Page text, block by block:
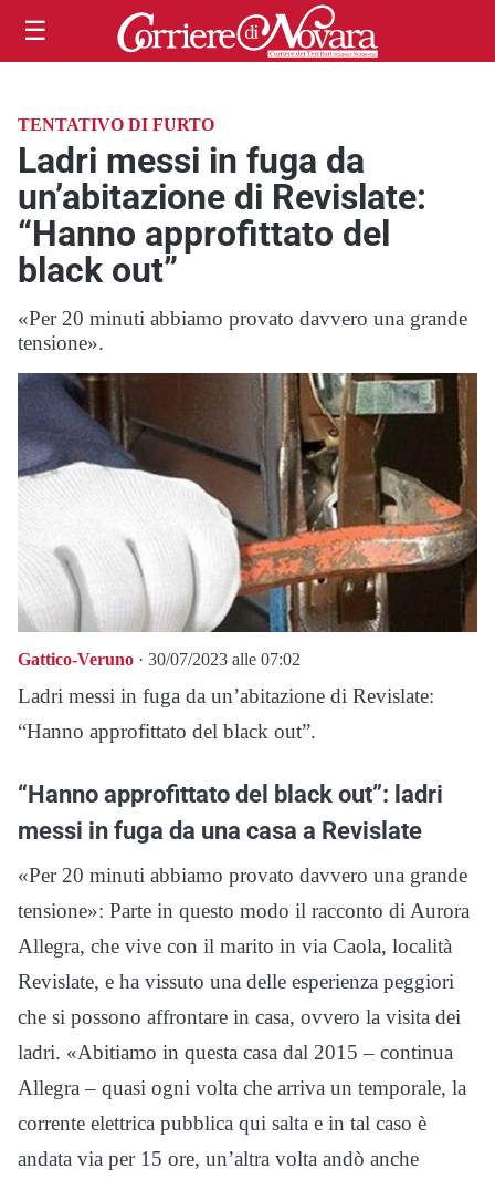
☰
TENTATIVO DI FURTO
Ladri messi in fuga da
un’abitazione di Revislate:
“Hanno approfittato del
black out”
«Per 20 minuti abbiamo provato davvero una grande
tensione».
Gattico-Veruno · 30/07/2023 alle 07:02
Ladri messi in fuga da un’abitazione di Revislate:
“Hanno approfittato del black out”.
“Hanno approfittato del black out”: ladri
messi in fuga da una casa a Revislate
«Per 20 minuti abbiamo provato davvero una grande
tensione»: Parte in questo modo il racconto di Aurora
Allegra, che vive con il marito in via Caola, località
Revislate, e ha vissuto una delle esperienza peggiori
che si possono affrontare in casa, ovvero la visita dei
ladri. «Abitiamo in questa casa dal 2015 – continua
Allegra – quasi ogni volta che arriva un temporale, la
corrente elettrica pubblica qui salta e in tal caso è
andata via per 15 ore, un’altra volta andò anche